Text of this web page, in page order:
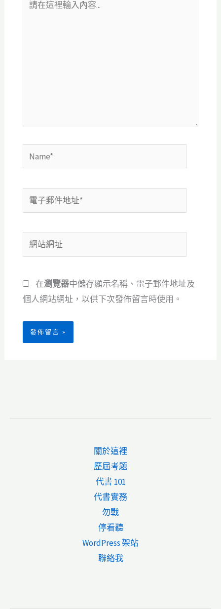
Name*
電
子
件
地
*
網
站
址
在瀏覽器中儲存顯示名稱、電子郵件地址及
個人網站網址，以供下次發佈留言時使用。
關於這裡
歷屆考題
代書 101
代書實務
勿戰
停看聽
WordPress 架站
聯絡我